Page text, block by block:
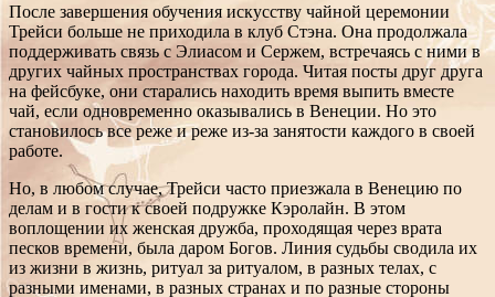
После завершения обучения искусству чайной церемонии
Трейси больше не приходила в клуб Стэна. Она продолжала
поддерживать связь с Элиасом и Сержем, встречаясь с ними в
других чайных пространствах города. Читая посты друг друга
на фейсбуке, они старались находить время выпить вместе
чай, если одновременно оказывались в Венеции. Но это
становилось все реже и реже из-за занятости каждого в своей
работе.
Но, в любом случае, Трейси часто приезжала в Венецию по
делам и в гости к своей подружке Кэролайн. В этом
воплощении их женская дружба, проходящая через врата
песков времени, была даром Богов. Линия судьбы сводила их
из жизни в жизнь, ритуал за ритуалом, в разных телах, с
разными именами, в разных странах и по разные стороны